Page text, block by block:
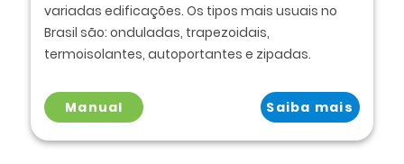
variadas edificações. Os tipos mais usuais no
Brasil são: onduladas, trapezoidais,
termoisolantes, autoportantes e zipadas.
Manual Saiba mais